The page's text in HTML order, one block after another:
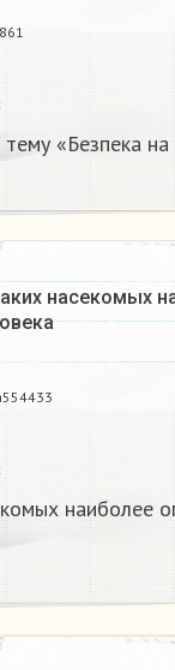
«Безпека на
насекомых
наиболее